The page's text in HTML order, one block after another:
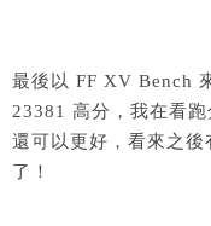
最後以 FF XV Bench
23381 高分，我在看
還可以更好，看來之
了！